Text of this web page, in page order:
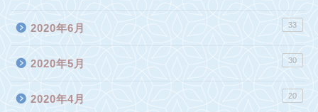
2020年6月 33
2020年5月 30
2020年4月 20